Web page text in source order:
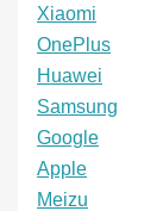
Xiaomi
OnePlus
Huawei
Samsung
Google
Apple
Meizu